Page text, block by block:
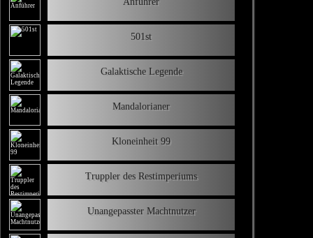
501st
Galaktische Legende
Mandalorianer
Kloneinheit 99
Truppler des Restimperiums
Unangepasster Machtnutzer